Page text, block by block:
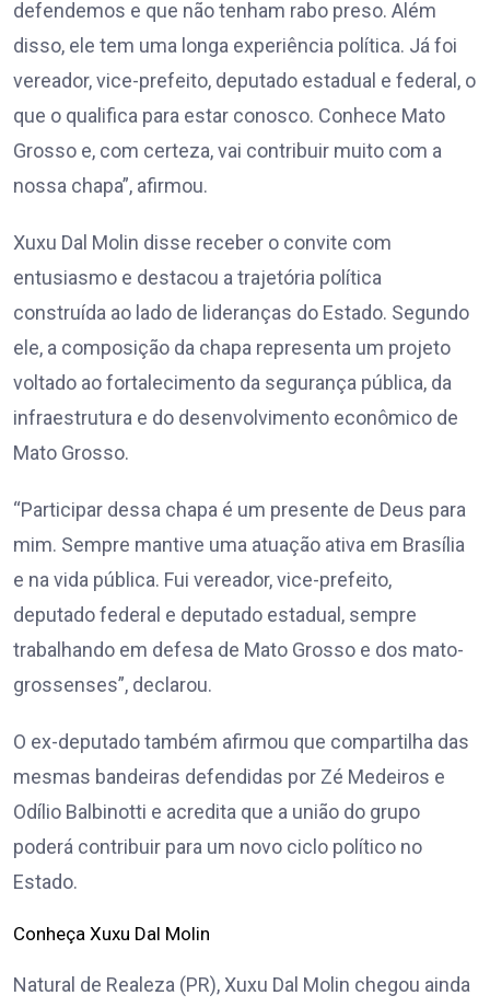
defendemos e que não tenham rabo preso. Além
disso, ele tem uma longa experiência política. Já foi
vereador, vice-prefeito, deputado estadual e federal, o
que o qualifica para estar conosco. Conhece Mato
Grosso e, com certeza, vai contribuir muito com a
nossa chapa”, afirmou.
Xuxu Dal Molin disse receber o convite com
entusiasmo e destacou a trajetória política
construída ao lado de lideranças do Estado. Segundo
ele, a composição da chapa representa um projeto
voltado ao fortalecimento da segurança pública, da
infraestrutura e do desenvolvimento econômico de
Mato Grosso.
“Participar dessa chapa é um presente de Deus para
mim. Sempre mantive uma atuação ativa em Brasília
e na vida pública. Fui vereador, vice-prefeito,
deputado federal e deputado estadual, sempre
trabalhando em defesa de Mato Grosso e dos mato-
grossenses”, declarou.
O ex-deputado também afirmou que compartilha das
mesmas bandeiras defendidas por Zé Medeiros e
Odílio Balbinotti e acredita que a união do grupo
poderá contribuir para um novo ciclo político no
Estado.
Conheça Xuxu Dal Molin
Natural de Realeza (PR), Xuxu Dal Molin chegou ainda